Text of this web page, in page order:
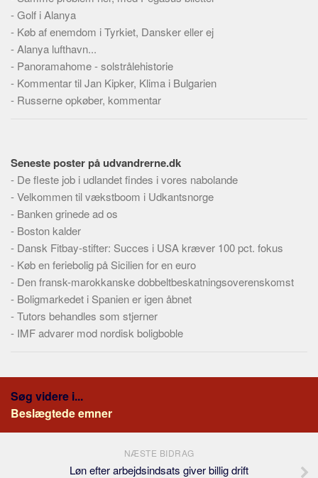
Tekstannoncer
Bannere
Hjælp
-Golf i Alanya
- Køb af enemdom i Tyrkiet, Dansker eller ej
-Alanya lufthavn...
- Panoramahome - solstrålehistorie
- Kommentar til Jan Kipker, Klima i Bulgarien
- Russerne opkøber, kommentar
Seneste poster på udvandrerne.dk
- De fleste job i udlandet findes i vores nabolande
-Velkommen til vækstboom i Udkantsnorge
- Banken grinede ad os
- Boston kalder
- Dansk Fitbay-stifter: Succes i USA kræver 100 pct. fokus
- Køb en feriebolig på Sicilien for en euro
- Den fransk-marokkanske dobbeltbeskatningsoverenskomst
- Boligmarkedet i Spanien er igen åbnet
-Tutors behandles som stjerner
- IMF advarer mod nordisk boligboble
Søg videre i...
Beslægtede emner
NÆSTE BIDRAG
Løn efter arbejdsindsats giver billig drift